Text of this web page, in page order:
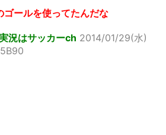
ゴールを使ってたんだな
況はサッカーch 2014/01/29(水)